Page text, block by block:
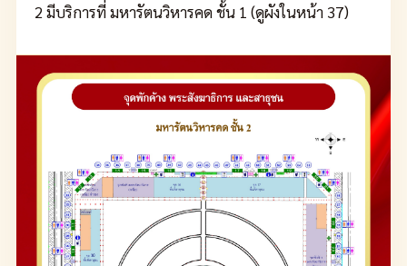
2 มีบริการที่ มหารัตนวิหารคด ชั้น 1 (ดูผังในหน้า 37)